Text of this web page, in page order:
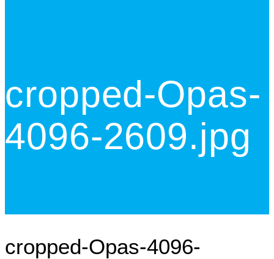
cropped-Opas-
4096-2609.jpg
cropped-Opas-4096-